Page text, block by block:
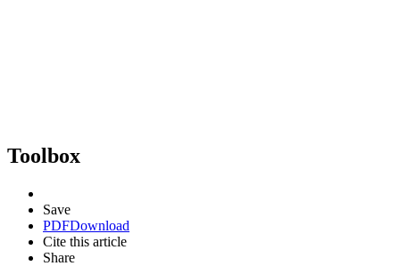
Toolbox
Save
PDFDownload
Cite this article
Share